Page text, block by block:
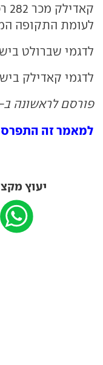
לעומת התקופה
לדגמי שברולט
לדגמי קאדילק
פורסם לראשונה ב-
למאמר זה התפרסמו 0
יעוץ